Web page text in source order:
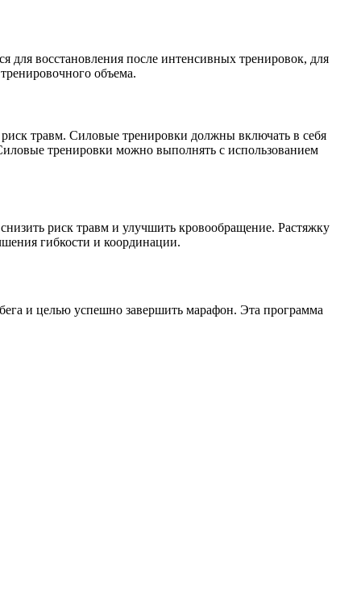
для восстановления после интенсивных тренировок, для
объема.
травм. Силовые тренировки должны включать в себя
тренировки можно выполнять с использованием
риск травм и улучшить кровообращение. Растяжку
гибкости и координации.
и целью успешно завершить марафон. Эта программа